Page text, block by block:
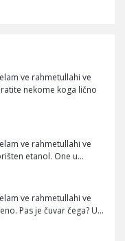
ve rahmetullahi ve
nekome koga lično
ve rahmetullahi ve
etanol. One u…
ve rahmetullahi ve
Pas je čuvar čega? U…